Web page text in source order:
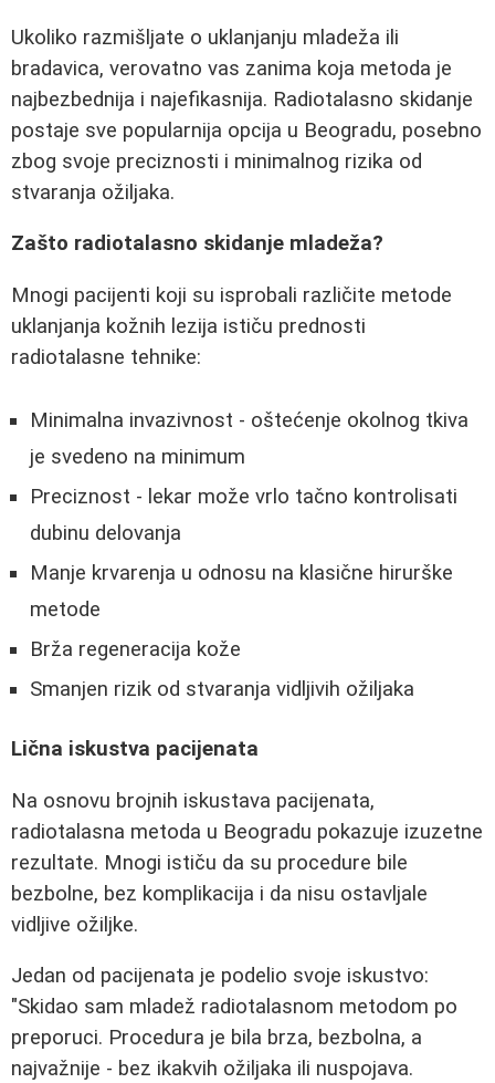
Ukoliko razmišljate o uklanjanju mladeža ili
bradavica, verovatno vas zanima koja metoda je
najbezbednija i najefikasnija. Radiotalasno skidanje
postaje sve popularnija opcija u Beogradu, posebno
zbog svoje preciznosti i minimalnog rizika od
stvaranja ožiljaka.
Zašto radiotalasno skidanje mladeža?
Mnogi pacijenti koji su isprobali različite metode
uklanjanja kožnih lezija ističu prednosti
radiotalasne tehnike:
Minimalna invazivnost - oštećenje okolnog tkiva
je svedeno na minimum
Preciznost - lekar može vrlo tačno kontrolisati
dubinu delovanja
Manje krvarenja u odnosu na klasične hirurške
metode
Brža regeneracija kože
Smanjen rizik od stvaranja vidljivih ožiljaka
Lična iskustva pacijenata
Na osnovu brojnih iskustava pacijenata,
radiotalasna metoda u Beogradu pokazuje izuzetne
rezultate. Mnogi ističu da su procedure bile
bezbolne, bez komplikacija i da nisu ostavljale
vidljive ožiljke.
Jedan od pacijenata je podelio svoje iskustvo:
"Skidao sam mladež radiotalasnom metodom po
preporuci. Procedura je bila brza, bezbolna, a
najvažnije - bez ikakvih ožiljaka ili nuspojava.